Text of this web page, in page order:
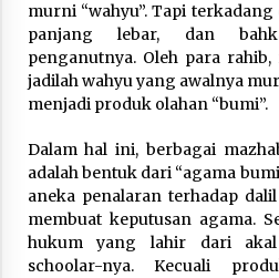
murni “wahyu”. Tapi
panjang lebar, dan
penganutnya. Oleh para
jadilah wahyu yang awalnya
menjadi produk olahan “bumi”.
Dalam hal ini, berbagai
adalah bentuk dari “agama
aneka penalaran terhadap
membuat keputusan agama.
hukum yang lahir dari
schoolar-nya. Kecuali